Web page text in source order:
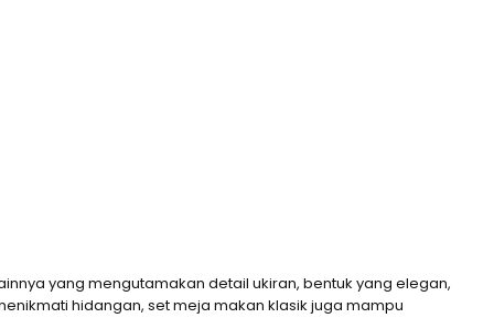
yang mengutamakan detail ukiran, bentuk yang elegan,
hidangan, set meja makan klasik juga mampu